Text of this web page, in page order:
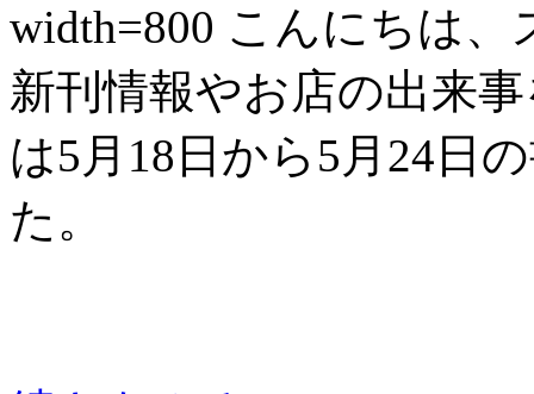
width=800 こんにちは、
新刊情報やお店の出来
は5月18日から5月24日
た。